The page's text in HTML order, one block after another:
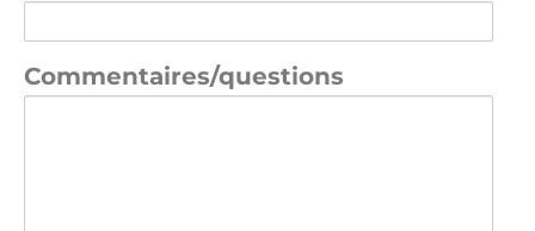
Commentaires/questions